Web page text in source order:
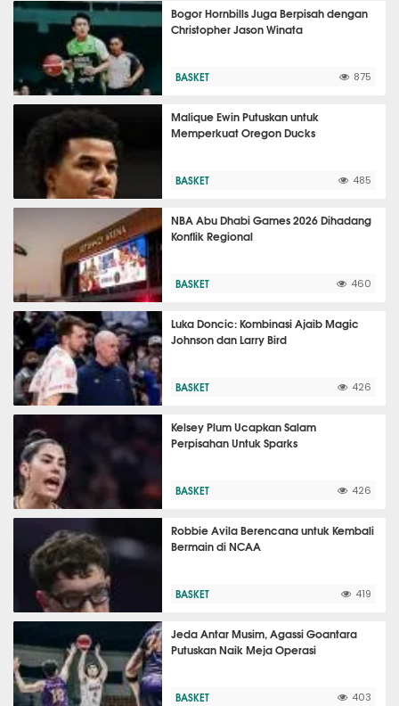
Bogor Hornbills Juga Berpisah dengan
Christopher Jason Winata
BASKET 875
Malique Ewin Putuskan untuk
Memperkuat Oregon Ducks
BASKET 485
NBA Abu Dhabi Games 2026 Dihadang
Konflik Regional
BASKET 460
Luka Doncic: Kombinasi Ajaib Magic
Johnson dan Larry Bird
BASKET 426
Kelsey Plum Ucapkan Salam
Perpisahan Untuk Sparks
BASKET 426
Robbie Avila Berencana untuk Kembali
Bermain di NCAA
BASKET 419
Jeda Antar Musim, Agassi Goantara
Putuskan Naik Meja Operasi
BASKET 403